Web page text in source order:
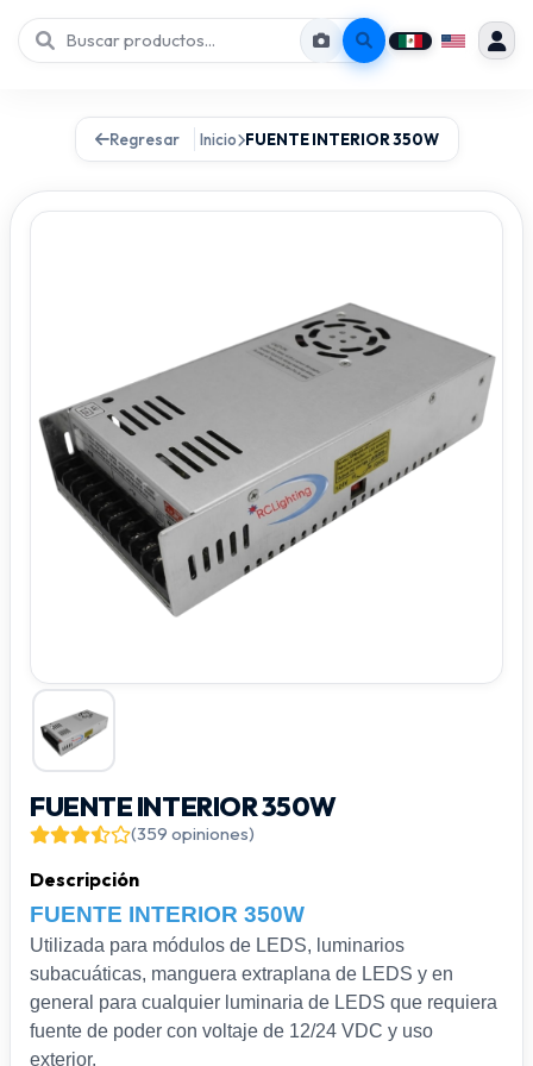
Regresar Inicio FUENTE INTERIOR 350W
FUENTE INTERIOR 350W
(359 opiniones)
Descripción
FUENTE INTERIOR 350W
Utilizada para módulos de LEDS, luminarios
subacuáticas, manguera extraplana de LEDS y en
general para cualquier luminaria de LEDS que requiera
fuente de poder con voltaje de 12/24 VDC y uso
exterior.